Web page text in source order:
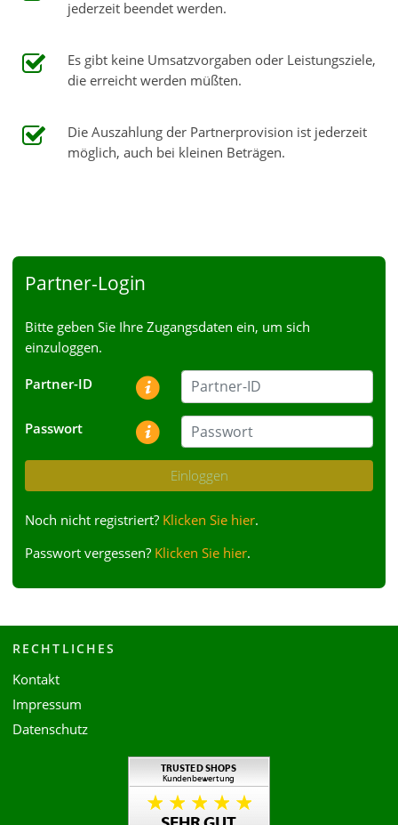
jederzeit beendet werden.
Es gibt keine Umsatzvorgaben oder Leistungsziele,
die erreicht werden müßten.
Die Auszahlung der Partnerprovision ist jederzeit
möglich, auch bei kleinen Beträgen.
Partner-Login
Bitte geben Sie Ihre Zugangsdaten ein, um sich
einzuloggen.
Partner-ID
Passwort
Einloggen
Noch nicht registriert? Klicken Sie hier.
Passwort vergessen? Klicken Sie hier.
RECHTLICHES
Kontakt
Impressum
Datenschutz